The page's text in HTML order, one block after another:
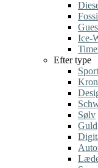
Ice-
Efter type
Sport
Sølv
Guld